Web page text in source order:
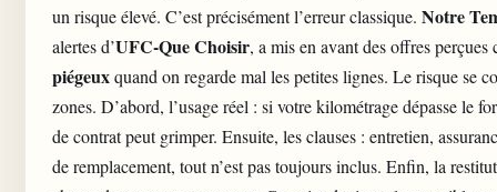
un risque élevé. C’est précisément l’erreur classique. Notre
alertes d’UFC-Que Choisir, a mis en avant des offres
piégeuxquand on regarde mal les petites lignes. Le risque se
zones. D’abord, l’usage réel : si votre kilométrage dépasse le
de contrat peut grimper. Ensuite, les clauses : entretien,
de remplacement, tout n’est pas toujours inclus. Enfin, la